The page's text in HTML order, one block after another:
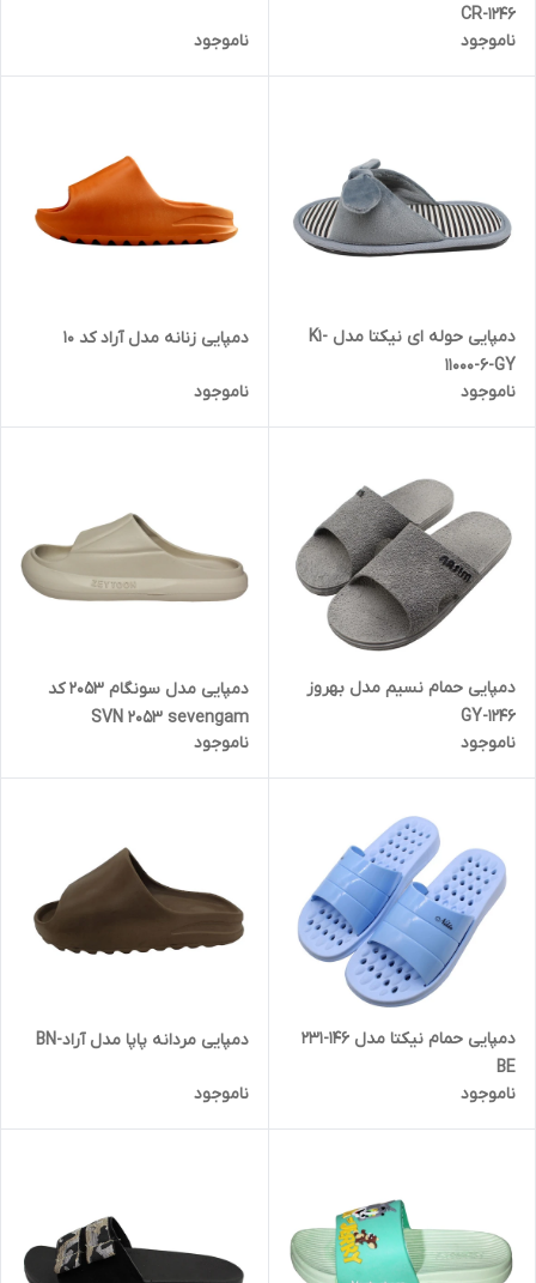
1246-CR
ناموجود
ناموجود
دمپایی حوله ای نیکتا مدل K1-
11000-6-GY
ناموجود
دمپایی زنانه مدل آراد کد 10
ناموجود
دمپایی حمام نسیم مدل بهروز
1246-GY
ناموجود
دمپایی مدل سونگام 2053 کد
SVN 2053 sevengam
ناموجود
دمپایی حمام نیکتا مدل 146-231
BE
ناموجود
دمپایی مردانه پاپا مدل آراد-BN
ناموجود